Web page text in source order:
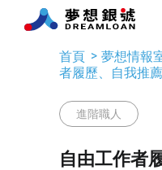
首頁 夢想情報
者履歷、自我推
進階職人
自由工作者